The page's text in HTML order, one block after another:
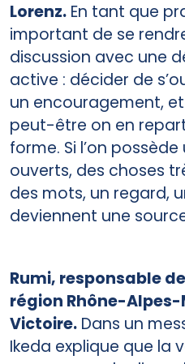
Lorenz. En tant que
important de se
discussion avec une
active : décider de
un encouragement,
peut-être on en
forme. Si l’on
ouverts, des choses
des mots, un regard,
deviennent une
Rumi, responsable
région Rhône-
Victoire. Dans un
Ikeda explique que la